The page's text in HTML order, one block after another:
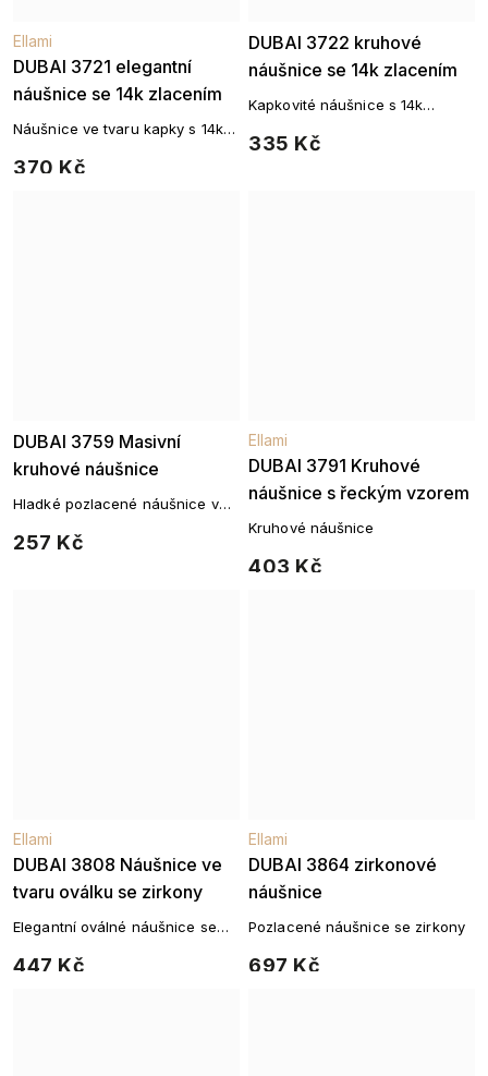
DUBAI 3721 elegantní
náušnice se 14k zlacením
Ellami
370 Kč
Náušnice ve tvaru kapky s 14k
šperk v plné harmonii
DUBAI 3722 kruhové
náušnice se 14k zlacením
335 Kč
Kapkovité náušnice s 14k
lesk
DUBAI 3759 Masivní
kruhové náušnice
257 Kč
Hladké pozlacené náušnice v
DUBAI 3791 Kruhové
náušnice s řeckým vzorem
Ellami
403 Kč
Kruhové náušnice
DUBAI 3808 Náušnice ve
tvaru oválku se zirkony
Ellami
447 Kč
Elegantní oválné náušnice se
jemný, ale výrazný efekt.
DUBAI 3864 zirkonové
náušnice
Ellami
697 Kč
Pozlacené náušnice se zirkony